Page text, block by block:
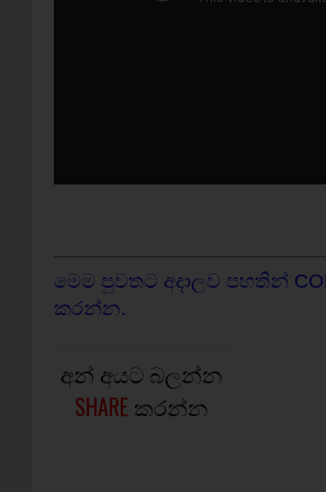
මෙම පුවතට අදාලව පහතින්
කරන්න.
අන් අයට බලන්න
SHARE කරන්න